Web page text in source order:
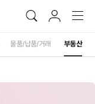
물품/납품/거래 부동산